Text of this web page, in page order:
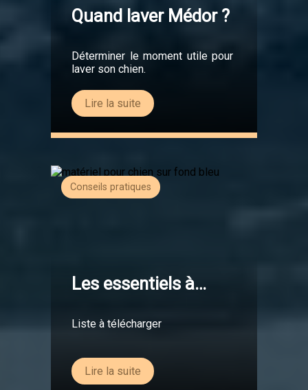
Quand laver Médor ?
Déterminer le moment utile pour
laver son chien.
Lire la suite
Conseils pratiques
Les essentiels à
Liste à télécharger
Lire la suite